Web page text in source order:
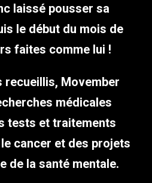
laissé pousser sa
le début du mois de
faites comme lui !
recueillis, Movember
médicales
tests et traitements
cancer et des projets
de la santé mentale.